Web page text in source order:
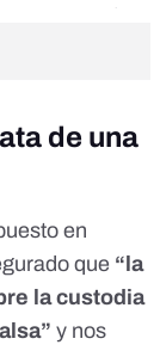
de una
en
que “ la
la custodia
y nos